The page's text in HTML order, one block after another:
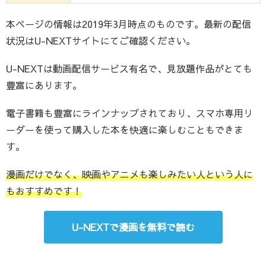
本ページの情報は2019年3月時点のものです。最新の配信
状況はU-NEXTサイトにてご確認ください。
U-NEXTは動画配信サービス有名で、見放題作品がとても
豊富にあります。
電子書籍も豊富にラインナップされており、スマホ専用リ
ーダーを使って購入した本を快適に楽しむこともできま
す。
漫画だけでなく、映画やアニメも楽しみたい人という人に
もおすすめです！
U-NEXTで漫画を無料で読む